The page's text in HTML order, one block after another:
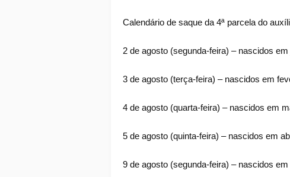
Calendário de saque da 4ª parcela do
2 de agosto (segunda-feira) – nascidos em
3 de agosto (terça-feira) – nascidos em
4 de agosto (quarta-feira) – nascidos em
5 de agosto (quinta-feira) – nascidos em
9 de agosto (segunda-feira) – nascidos